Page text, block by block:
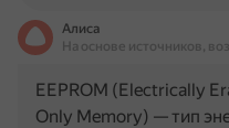
Алиса
На основе источников,
EEPROM (Electrically
Only Memory) — тип